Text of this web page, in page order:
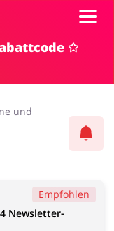
✩
und
Empfohlen
Newsletter-